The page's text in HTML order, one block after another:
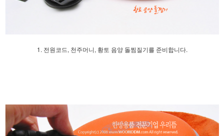
1. 전원코드, 천주머니, 황토 음양 돌찜질기를 준비합니다.